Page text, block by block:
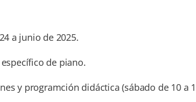
a junio de 2025.
de piano.
y programción didáctica (sábado de 10 a